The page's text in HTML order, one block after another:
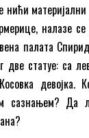
нићи
налазе
палата
статуе: са
девојка.
сазнањем? Да